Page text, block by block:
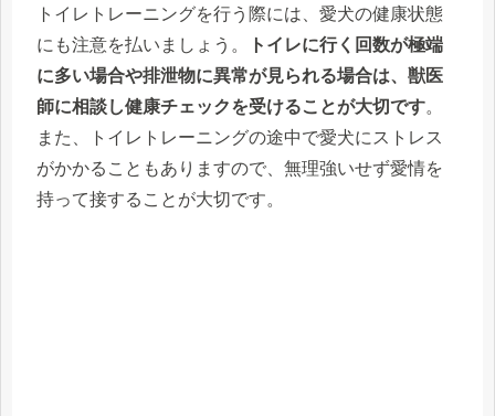
トイレトレーニングを行う際には、愛犬の健康状態
にも注意を払いましょう。
トイレに行く回数が極端
に多い場合や排泄物に異常が見られる場合は、獣医
師に相談し健康チェックを受けることが大切です。
また、トイレトレーニングの途中で愛犬にストレス
がかかることもありますので、無理強いせず愛情を
持って接することが大切です。